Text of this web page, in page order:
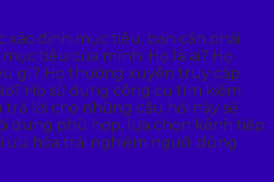
xác định mục tiêu, bạn cần phải
tiêu của mình. Họ là ai? Họ
gì? Họ thường xuyên truy cập
Họ sử dụng công cụ tìm kiếm
trả lời cho những câu hỏi này sẽ
dung phù hợp, lựa chọn kênh tiếp
ưu hóa trải nghiệm người dùng